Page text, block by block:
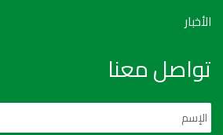
الأخبار
تواصل معنا